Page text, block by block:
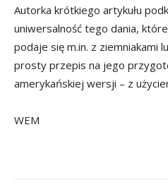
Autorka krótkiego artykułu
uniwersalność tego dania,
podaje się m.in. z ziemniakami
prosty przepis na jego
amerykańskiej wersji – z
WEM